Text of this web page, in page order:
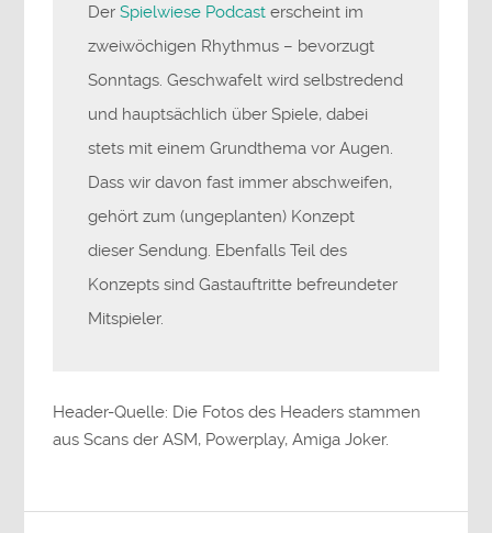
DerSpielwiese Podcast erscheint im
zweiwöchigen Rhythmus – bevorzugt
Sonntags. Geschwafelt wird selbstredend
und hauptsächlich über Spiele, dabei
stets mit einem Grundthema vor Augen.
Dass wir davon fast immer abschweifen,
gehört zum (ungeplanten) Konzept
dieser Sendung. Ebenfalls Teil des
Konzepts sind Gastauftritte befreundeter
Mitspieler.
Header-Quelle: Die Fotos des Headers stammen
aus Scans der ASM, Powerplay, Amiga Joker.